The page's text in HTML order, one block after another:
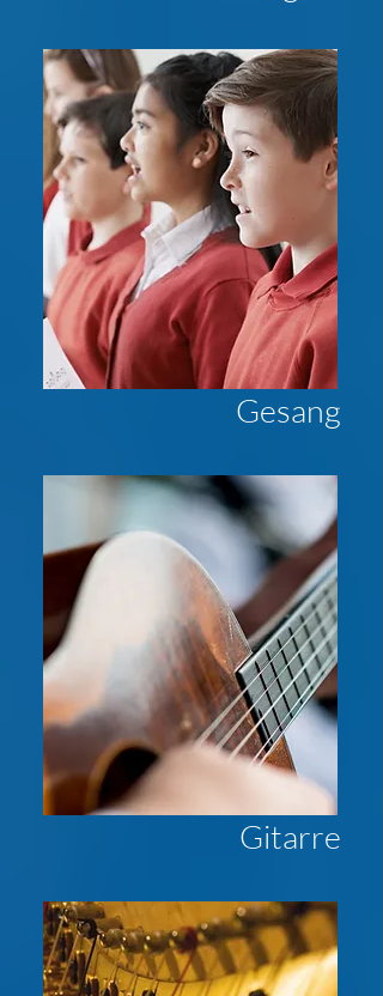
Gesang
Gitarre